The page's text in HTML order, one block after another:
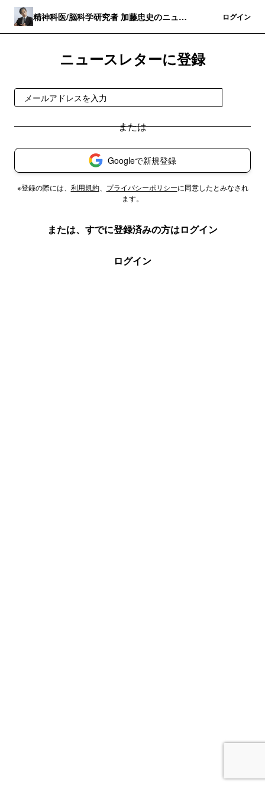
精神科医/脳科学研究者 加藤忠史のニュー
ログイン
ニュースレターに登録
Googleで新規登録
※登録の際には、 利用規約、 プライバシーポリシーに同意したとみなされ
ます。
または、すでに登録済みの方はログイン
ログイン